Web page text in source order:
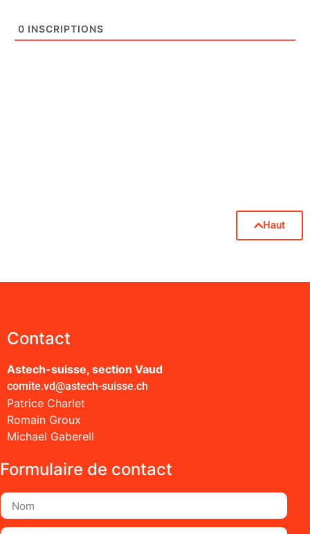
0 INSCRIPTIONS
Haut
Contact
Astech-suisse, section Vaud
comite.vd@astech-suisse.ch
Patrice Charlet
Romain Groux
Michael Gaberell
Formulaire de contact